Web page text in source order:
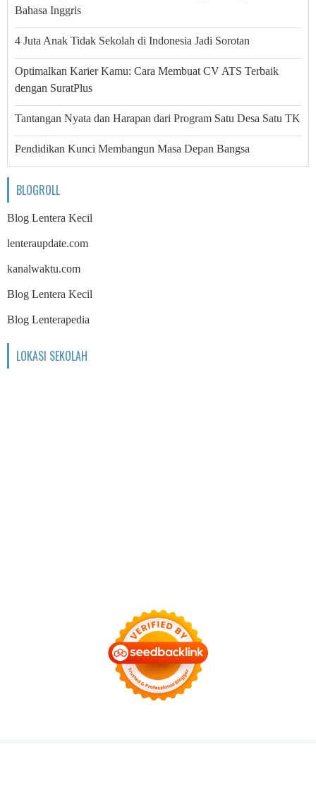
Bahasa Inggris
4 Juta Anak Tidak Sekolah di Indonesia Jadi Sorotan
Optimalkan Karier Kamu: Cara Membuat CV ATS Terbaik
dengan SuratPlus
Tantangan Nyata dan Harapan dari Program Satu Desa Satu TK
Pendidikan Kunci Membangun Masa Depan Bangsa
BLOGROLL
Blog Lentera Kecil
lenteraupdate.com
kanalwaktu.com
Blog Lentera Kecil
Blog Lenterapedia
LOKASI SEKOLAH